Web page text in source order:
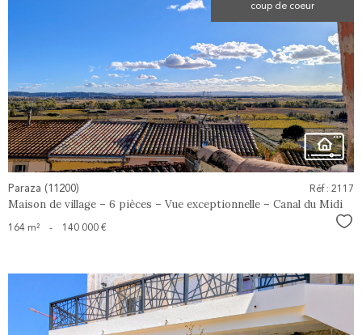
coup de coeur
bien
Paraza (11200)
Maison de village – 6 pièces – Vue exceptionnelle – Canal du Midi
Réf : 2117
164 m² - 140 000 €